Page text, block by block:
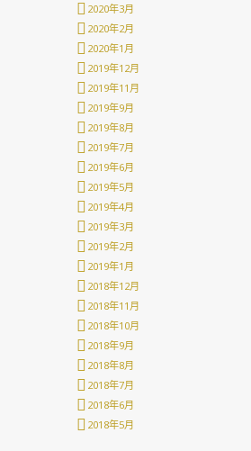
2020年3月
2020年2月
2020年1月
2019年12月
2019年11月
2019年9月
2019年8月
2019年7月
2019年6月
2019年5月
2019年4月
2019年3月
2019年2月
2019年1月
2018年12月
2018年11月
2018年10月
2018年9月
2018年8月
2018年7月
2018年6月
2018年5月